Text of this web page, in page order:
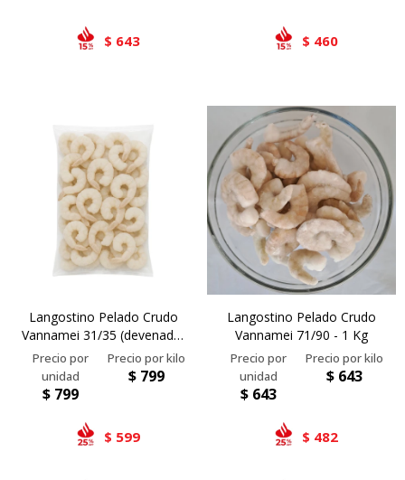
$ 643 $ 460
Langostino Pelado Crudo
Vannamei 31/35 (devenado)
- 1 Kg
$ 799
$ 799
$ 599
Langostino Pelado Crudo
Vannamei 71/90 - 1 Kg
$ 643
$ 643
$ 482
Double Point